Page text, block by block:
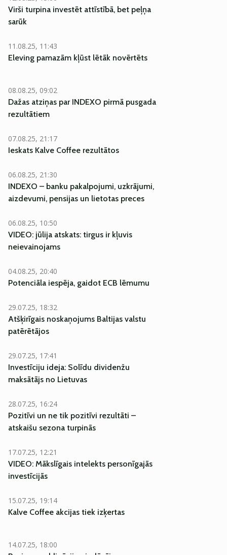
Virši turpina investēt attīstībā, bet peļņa
sarūk
11.08.25, 11:43
Eleving pamazām kļūst lētāk novērtēts
08.08.25, 09:02
Dažas atziņas par INDEXO pirmā pusgada
rezultātiem
07.08.25, 21:17
Ieskats Kalve Coffee rezultātos
06.08.25, 21:30
INDEXO – banku pakalpojumi, uzkrājumi,
aizdevumi, pensijas un lietotas preces
06.08.25, 10:50
VIDEO: jūlija atskats: tirgus ir kļuvis
neievainojams
04.08.25, 20:40
Potenciāla iespēja, gaidot ECB lēmumu
29.07.25, 18:32
Atšķirīgais noskaņojums Baltijas valstu
patērētājos
29.07.25, 17:41
Investīciju ideja: Solīdu dividenžu
maksātājs no Lietuvas
28.07.25, 16:24
Pozitīvi un ne tik pozitīvi rezultāti –
atskaišu sezona turpinās
17.07.25, 12:21
VIDEO: Mākslīgais intelekts personīgajās
investīcijās
15.07.25, 19:14
Kalve Coffee akcijas tiek izķertas
14.07.25, 18:00